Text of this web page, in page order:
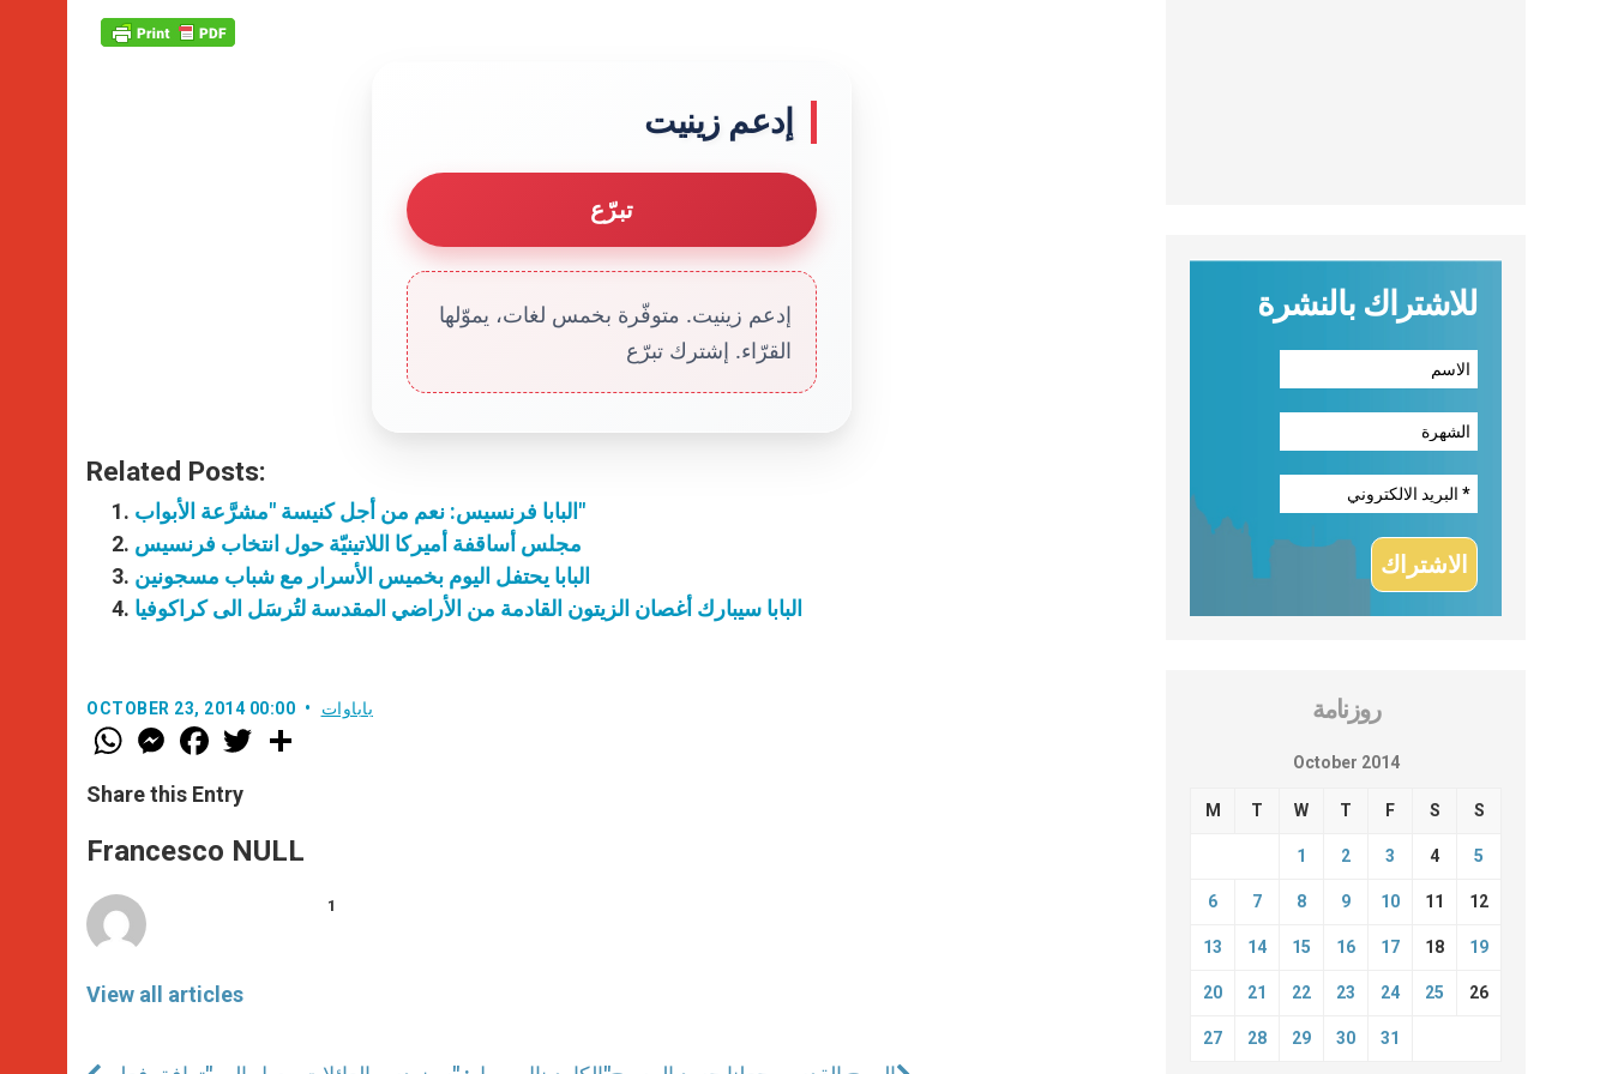
إدعم زينيت
تبرّع
إدعم زينيت. متوفّرة بخمس لغات، يموّلها
القرّاء. إشترك تبرّع
Related Posts:
البابا فرنسيس: نعم من أجل كنيسة "مشرَّعة الأبواب"
مجلس أساقفة أميركا اللاتينيّة حول انتخاب فرنسيس
البابا يحتفل اليوم بخميس الأسرار مع شباب مسجونين
البابا سيبارك أغصان الزيتون القادمة من الأراضي المقدسة لتُرسَل الى كراكوفيا
OCTOBER 23, 2014 00:00 باباوات
W
h
t
s
p
p
M
e
s
e
g
e
F
a
e
b
o
k
w
r
Share this Entry
Francesco NULL
View all articles
1
للاشتراك بالنشرة
روزنامة
October 2014
M T W T F S S
1 2 3 4 5
6 7 8 9 10 11 12
13 14 15 16 17 18 19
20 21 22 23 24 25 26
27 28 29 30 31